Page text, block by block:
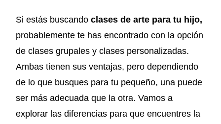
Si estás buscandoclases de arte para tu hijo,
probablemente te has encontrado con la opción
de clases grupales y clases personalizadas.
Ambas tienen sus ventajas, pero dependiendo
de lo que busques para tu pequeño, una puede
ser más adecuada que la otra. Vamos a
explorar las diferencias para que encuentres la